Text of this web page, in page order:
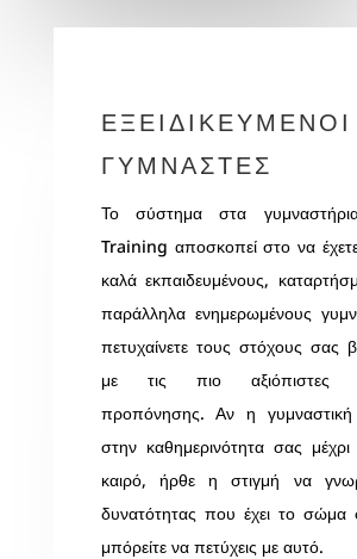
ΕΞΕΙΔΙΚΕΥΜΕΝΟΙ
ΓΥΜΝΑΣΤΕΣ
Το σύστημα στα
Training αποσκοπεί στο να
καλά εκπαιδευμένους,
παράλληλα ενημερωμένους
πετυχαίνετε τους στόχους σας
με τις πιο αξιόπιστες
προπόνησης. Αν η γυμναστική
στην καθημερινότητα σας μέχρι
καιρό, ήρθε η στιγμή να
δυνατότητας που έχει το σώμα
μπόρείτε να πετύχεις με αυτό.